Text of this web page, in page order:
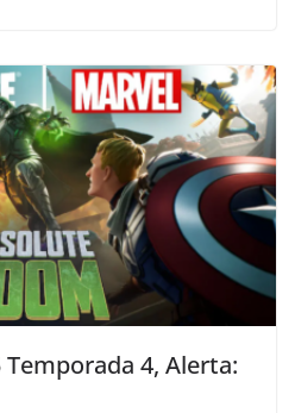
4, Alerta: